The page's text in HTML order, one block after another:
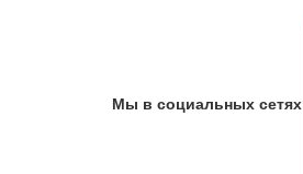
Мы в социальных сетях